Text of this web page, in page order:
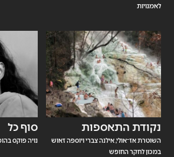
לאמנויות
נקודת התאספות
השוטרת אז־אולי, אילנה צברי ויוספה זאוש
במכון לחקר החופש
סוף כל
נויה פוקס